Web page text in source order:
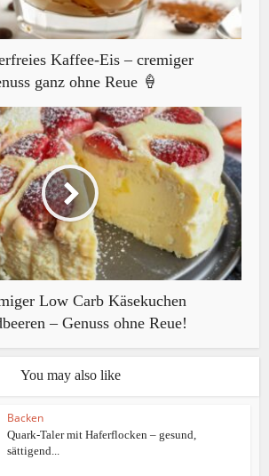
Kaffee-Eis – cremiger
ganz ohne Reue 🍦
Low Carb Käsekuchen
– Genuss ohne Reue!
You may also like
Backen
Quark-Taler mit Haferflocken – gesund,
sättigend...